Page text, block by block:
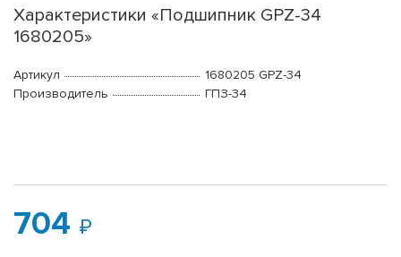
Характеристики «Подшипник GPZ-34
1680205»
Артикул
1680205 GPZ-34
Производитель
ГПЗ-34
704